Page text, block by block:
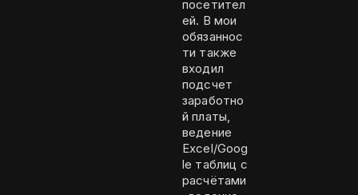
посетител
ей. В мои
обязаннос
ти также
входил
подсчет
заработно
й платы,
ведение
Excel/Goog
le таблиц с
расчётами